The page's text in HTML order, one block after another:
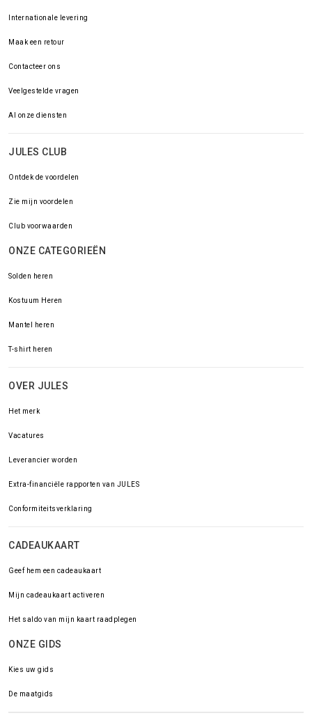
Internationale levering
Maak een retour
Contacteer ons
Veelgestelde vragen
Al onze diensten
JULES CLUB
Ontdek de voordelen
Zie mijn voordelen
Club voorwaarden
ONZE CATEGORIEËN
Solden heren
Kostuum Heren
Mantel heren
T-shirt heren
OVER JULES
Het merk
Vacatures
Leverancier worden
Extra-financiële rapporten van JULES
Conformiteitsverklaring
CADEAUKAART
Geef hem een cadeaukaart
Mijn cadeaukaart activeren
Het saldo van mijn kaart raadplegen
ONZE GIDS
Kies uw gids
De maatgids